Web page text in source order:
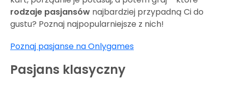
rodzaje pasjansów najbardziej przypadną Ci do
gustu? Poznaj najpopularniejsze z nich!
Poznaj pasjanse na Onlygames
Pasjans klasyczny